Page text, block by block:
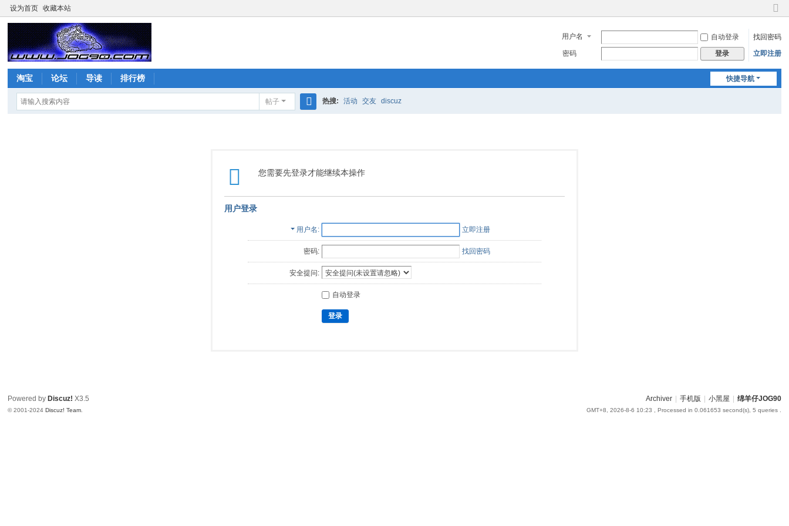
设为首页 收藏本站
切
到
窄
用户名 自动登录
找回密码
密码
登录 立即注册
快捷导航
淘宝 论坛 导读 排行榜
帖子 热搜: 活动 交友 discuz
您需要先登录才能继续本操作
用户登录
用户名 立即注册
密码: 找回密码
安全提问:
自动登录
登录
Archiver 手机版 小黑屋 绵羊仔JOG90
GMT+8, 2026-8-6 10:23 , Processed in 0.061653 second(s), 5 queries .
Powered by Discuz! X3.5
© 2001-2024Discuz! Team